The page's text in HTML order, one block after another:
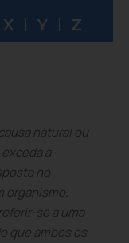
X Y Z
natural ou
a
no
organismo,
se a uma
que ambos os